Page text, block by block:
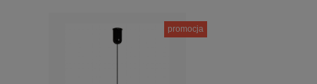
promocja